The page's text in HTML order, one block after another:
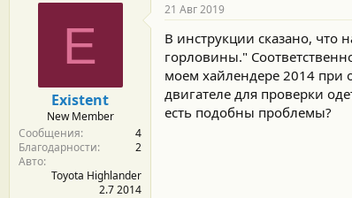
E
Existent
New Member
Сообщения
4
Благодарности
2
Авто
Toyota Highlander
2.7 2014
21 Авг 2019
В инструкции сказано, что
горловины."
моем хайлендере 2014 при
двигателе для проверки
есть подобны проблемы?